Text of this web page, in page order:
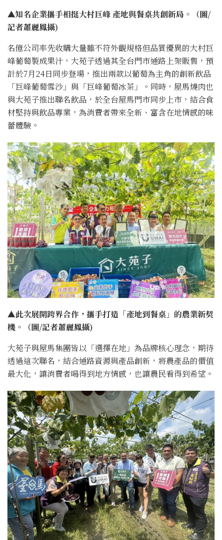
▲知名企業攜手相挺大村巨峰 產地與餐桌共創新局。（圖/
記者蕭麗鳳攝)
名億公司率先收購大量雖不符外觀規格但品質優異的大村巨
峰葡萄製成果汁，大苑子透過其全台門市通路上架販售，預
計於7月24日同步登場，推出兩款以葡萄為主角的創新飲品
「巨峰葡萄雪沙」與「巨峰葡萄冰茶」。同時，屋馬燒肉也
與大苑子推出聯名飲品，於全台屋馬門市同步上市，結合食
材堅持與飲品專業，為消費者帶來全新、富含在地情感的味
蕾體驗。
▲此次展開跨界合作，攜手打造「產地到餐桌」的農業新契
機。（圖/記者蕭麗鳳攝)
大苑子與屋馬集團皆以「選擇在地」為品牌核心理念，期待
透過這次聯名，結合通路資源與產品創新，將農產品的價值
最大化，讓消費者喝得到地方情感，也讓農民看得到希望。